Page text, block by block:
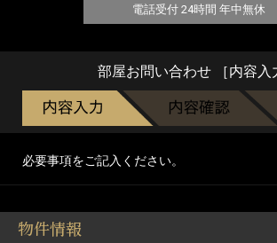
電話受付 24時間 年中無休
部屋お問い合わせ ［内容入
必要事項をご記入ください。
物件情報